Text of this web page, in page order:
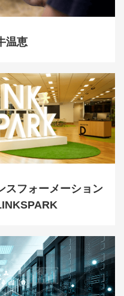
温恵
スフォーメーション